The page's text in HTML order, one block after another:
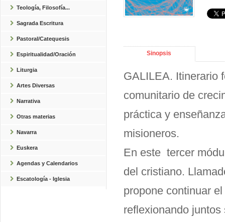
Teología, Filosofía...
Sagrada Escritura
Pastoral/Catequesis
Espiritualidad/Oración
Liturgia
Artes Diversas
Narrativa
Otras materias
Navarra
Euskera
Agendas y Calendarios
Escatología - Iglesia
Sinopsis
GALILEA. Itinerario
comunitario de
práctica y
misioneros.
En este tercer
del cristiano.
propone continuar
reflexionando